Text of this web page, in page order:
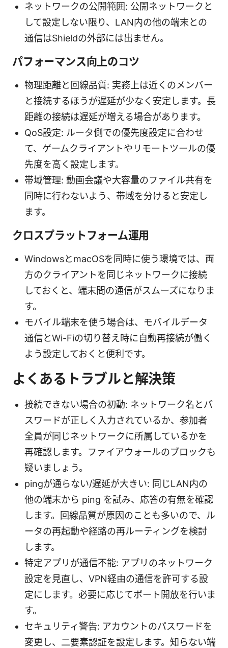
ネットワークの公開範囲: 公開ネットワークと
して設定しない限り、LAN内の他の端末との
通信はShieldの外部には出ません。
パフォーマンス向上のコツ
物理距離と回線品質: 実務上は近くのメンバー
と接続するほうが遅延が少なく安定します。長
距離の接続は遅延が増える場合があります。
QoS設定: ルータ側での優先度設定に合わせ
て、ゲームクライアントやリモートツールの優
先度を高く設定します。
帯域管理: 動画会議や大容量のファイル共有を
同時に行わないよう、帯域を分けると安定し
ます。
クロスプラットフォーム運用
WindowsとmacOSを同時に使う環境では、両
方のクライアントを同じネットワークに接続
しておくと、端末間の通信がスムーズになりま
す。
モバイル端末を使う場合は、モバイルデータ
通信とWi-Fiの切り替え時に自動再接続が働く
よう設定しておくと便利です。
よくあるトラブルと解決策
接続できない場合の初動: ネットワーク名とパ
スワードが正しく入力されているか、参加者
全員が同じネットワークに所属しているかを
再確認します。ファイアウォールのブロックも
疑いましょう。
pingが通らない/遅延が大きい: 同じLAN内の
他の端末から ping を試み、応答の有無を確認
します。回線品質が原因のことも多いので、ル
ータの再起動や経路の再ルーティングを検討
します。
特定アプリが通信不能: アプリのネットワーク
設定を見直し、VPN経由の通信を許可する設
定にします。必要に応じてポート開放を行いま
す。
セキュリティ警告: アカウントのパスワードを
変更し、二要素認証を設定します。知らない端